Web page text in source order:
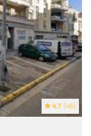
4.7 (46)